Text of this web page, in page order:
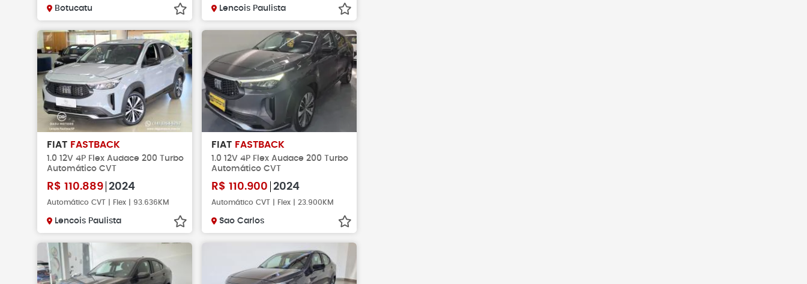
Botucatu Lencois Paulista
FIAT FASTBACK
1.0 12V 4P Flex Audace 200 Turbo
Automático CVT
R$ 110.889 2024
Automático CVT | Flex | 93.636KM
Lencois Paulista
FIAT FASTBACK
1.0 12V 4P Flex Audace 200 Turbo
Automático CVT
R$ 110.900 2024
Automático CVT | Flex | 23.900KM
Sao Carlos